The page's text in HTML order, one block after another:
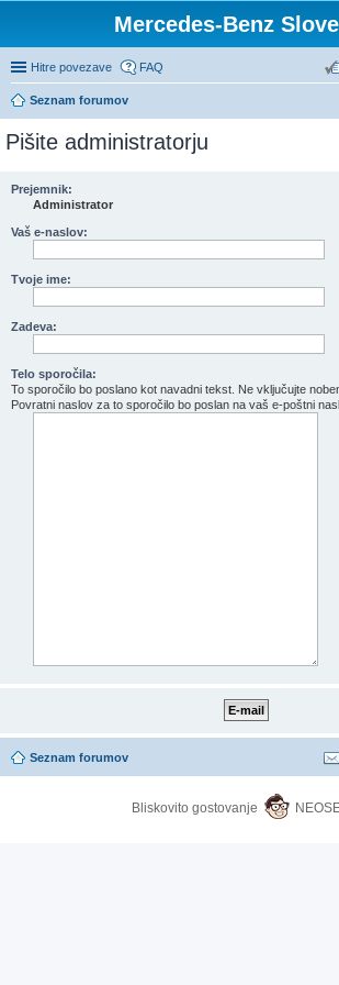
Mercedes-Benz
Hitre povezave FAQ
Seznam forumov
Pišite administratorju
Prejemnik:
Administrator
Vaš e-naslov:
Tvoje ime:
Zadeva:
Telo sporočila:
To sporočilo bo poslano kot navadni tekst. Ne vključujte
Povratni naslov za to sporočilo bo poslan na vaš e-poštni
Seznam forumov
Bliskovito gostovanje